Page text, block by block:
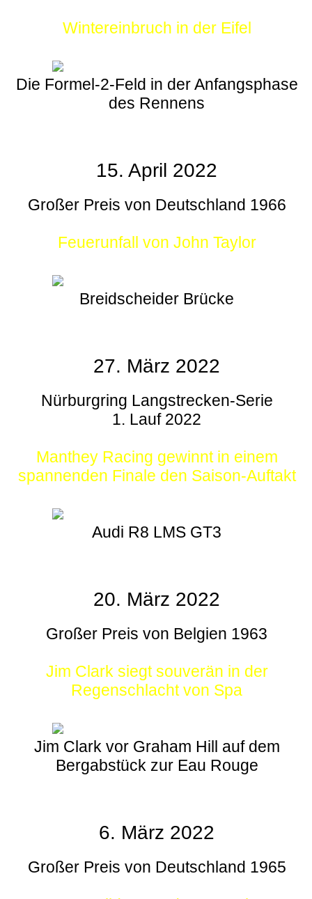
Wintereinbruch in der Eifel
Die Formel-2-Feld in der Anfangsphase
des Rennens
15. April 2022
Großer Preis von Deutschland 1966
Feuerunfall von John Taylor
Breidscheider Brücke
27. März 2022
Nürburgring Langstrecken-Serie
1. Lauf 2022
Manthey Racing gewinnt in einem
spannenden Finale den Saison-Auftakt
Audi R8 LMS GT3
20. März 2022
Großer Preis von Belgien 1963
Jim Clark siegt souverän in der
Regenschlacht von Spa
Jim Clark vor Graham Hill auf dem
Bergabstück zur Eau Rouge
6. März 2022
Großer Preis von Deutschland 1965